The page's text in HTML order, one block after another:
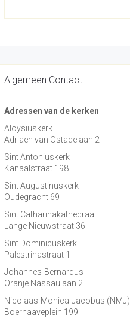
Algemeen Contact
Adressen van de kerken
Aloysiuskerk
Adriaen van Ostadelaan 2
Sint Antoniuskerk
Kanaalstraat 198
Sint Augustinuskerk
Oudegracht 69
Sint Catharinakathedraal
Lange Nieuwstraat 36
Sint Dominicuskerk
Palestrinastraat 1
Johannes-Bernardus
Oranje Nassaulaan 2
Nicolaas-Monica-Jacobus (NMJ)
Boerhaaveplein 199